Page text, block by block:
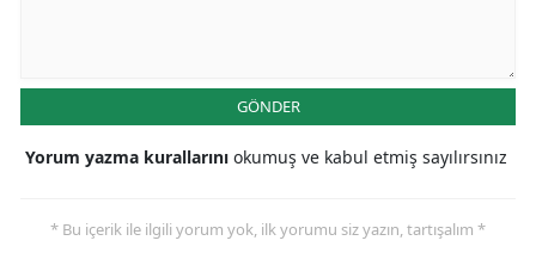
GÖNDER
Yorum yazma kurallarını okumuş ve kabul etmiş sayılırsınız
* Bu içerik ile ilgili yorum yok, ilk yorumu siz yazın, tartışalım *